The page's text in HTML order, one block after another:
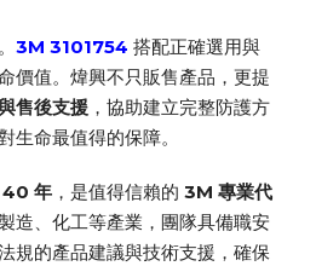
3M 3101754 搭配正確選用與
價值。煒興不只販售產品，更提
售後支援 ，協助建立完整防護方
生命最值得的保障。
40 年 ，是值得信賴的 3M 專業代
造、化工等產業，團隊具備職安
規的產品建議與技術支援，確保